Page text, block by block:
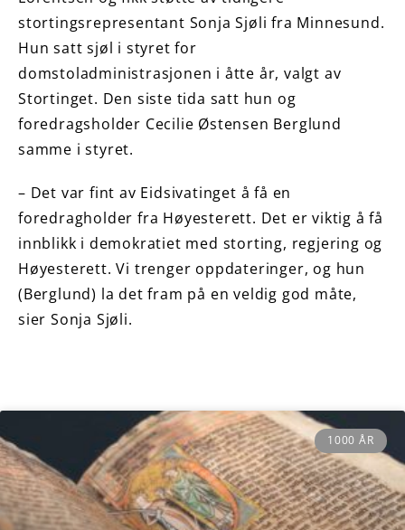
stortingsrepresentant Sonja Sjøli fra Minnesund.
Hun satt sjøl i styret for
domstoladministrasjonen i åtte år, valgt av
Stortinget. Den siste tida satt hun og
foredragsholder Cecilie Østensen Berglund
samme i styret.
– Det var fint av Eidsivatinget å få en
foredragholder fra Høyesterett. Det er viktig å få
innblikk i demokratiet med storting, regjering og
Høyesterett. Vi trenger oppdateringer, og hun
(Berglund) la det fram på en veldig god måte,
sier Sonja Sjøli.
1000 ÅR